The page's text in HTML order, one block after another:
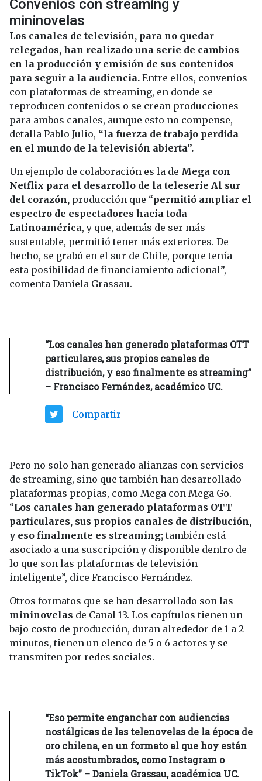
Convenios con streaming y
mininovelas
Los canales de televisión, para no quedar
relegados, han realizado una serie de cambios
en la producción y emisión de sus contenidos
para seguir a la audiencia. Entre ellos, convenios
con plataformas de streaming, en donde se
reproducen contenidos o se crean producciones
para ambos canales, aunque esto no compense,
detalla Pablo Julio, “la fuerza de trabajo perdida
en el mundo de la televisión abierta”.
Un ejemplo de colaboración es la de Mega con
Netflix para el desarrollo de la teleserie Al sur
del corazón, producción que “permitió ampliar el
espectro de espectadores hacia toda
Latinoamérica, y que, además de ser más
sustentable, permitió tener más exteriores. De
hecho, se grabó en el sur de Chile, porque tenía
esta posibilidad de financiamiento adicional”,
comenta Daniela Grassau.
“Los canales han generado plataformas OTT
particulares, sus propios canales de
distribución, y eso finalmente es streaming”
– Francisco Fernández, académico UC.
Compartir
Pero no solo han generado alianzas con servicios
de streaming, sino que también han desarrollado
plataformas propias, como Mega con Mega Go.
“Los canales han generado plataformas OTT
particulares, sus propios canales de distribución,
y eso finalmente es streaming; también está
asociado a una suscripción y disponible dentro de
lo que son las plataformas de televisión
inteligente”, dice Francisco Fernández.
Otros formatos que se han desarrollado son las
mininovelas de Canal 13. Los capítulos tienen un
bajo costo de producción, duran alrededor de 1 a 2
minutos, tienen un elenco de 5 o 6 actores y se
transmiten por redes sociales.
“Eso permite enganchar con audiencias
nostálgicas de las telenovelas de la época de
oro chilena, en un formato al que hoy están
más acostumbrados, como Instagram o
TikTok” – Daniela Grassau, académica UC.